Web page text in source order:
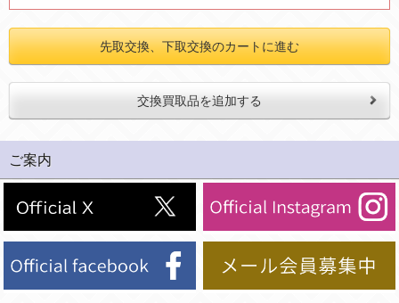
先取交換、下取交換のカートに進む
交換買取品を追加する
ご案内